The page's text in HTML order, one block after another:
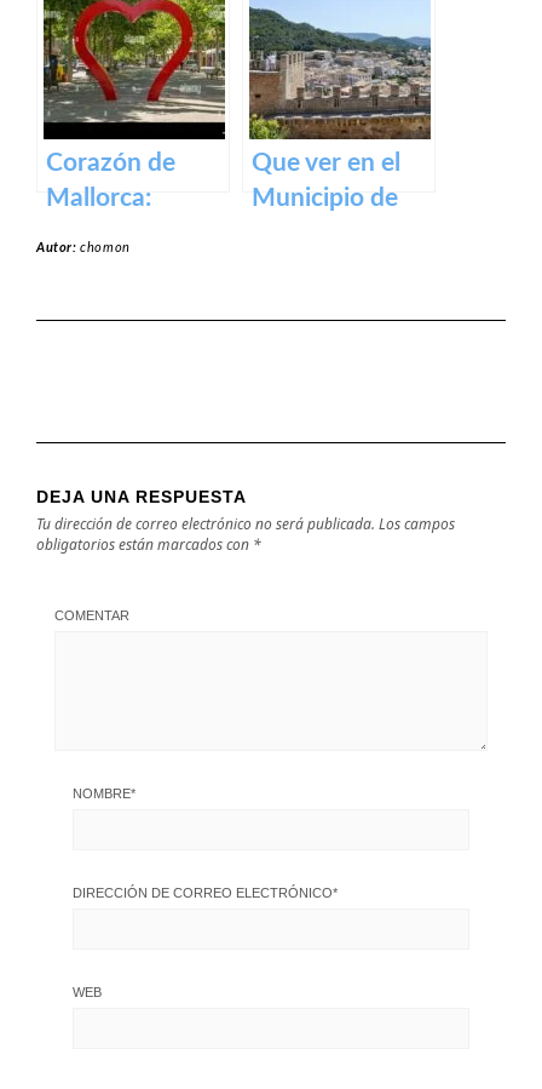
isla de Menorca
Corazón de
Mallorca:
Que ver en el
Municipio de
Autor:chomon
DEJA UNA RESPUESTA
Tu dirección de correo electrónico no será publicada. Los campos
obligatorios están marcados con *
COMENTAR
NOMBRE*
DIRECCIÓN DE CORREO ELECTRÓNICO*
WEB